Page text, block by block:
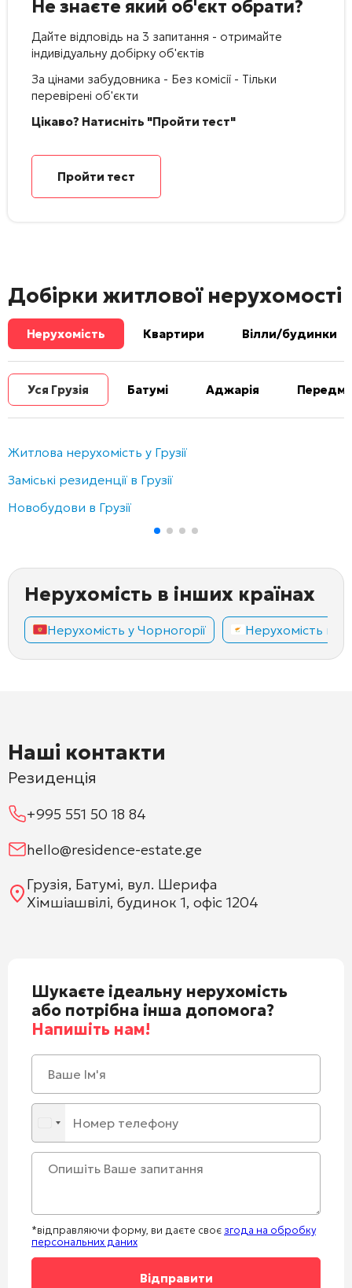
Не знаєте який об'єкт обрати?
Дайте відповідь на 3 запитання - отримайте
індивідуальну добірку об'єктів
За цінами забудовника - Без комісії - Тільки
перевірені об'єкти
Цікаво? Натисніть "Пройти тест"
Пройти тест
Добірки житлової нерухомості
Нерухомість Квартири Вілли/будинки
Уся Грузія Батумі Аджарія
Житлова нерухомість у Грузії
Заміські резиденції в Грузії
Новобудови в Грузії
Нерухомість в інших країнах
Нерухомість у Чорногорії Нерухомість на
Наші контакти
Резиденція
+995 551 50 18 84
hello@residence-estate.ge
Грузія, Батумі, вул. Шерифа
Хімшіашвілі, будинок 1, офіс 1204
Шукаєте ідеальну нерухомість
або потрібна інша допомога?
Напишіть нам!
*відправляючи форму, ви даєте своє згода на обробку
персональних даних